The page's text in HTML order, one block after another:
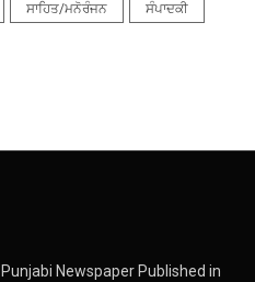
ਸਾਹਿਤ/ਮਨੋਰੰਜਨ ਸੰਪਾਦਕੀ
Newspaper Published in